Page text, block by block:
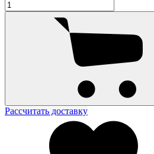
Рассчитать доставку